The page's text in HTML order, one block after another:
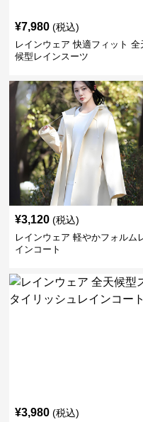
¥7,980 (税込)
レインウェア 快適フィット 全
候型レインスーツ
¥3,120 (税込)
レインウェア 軽やかフォルム
インコート
¥3,980 (税込)